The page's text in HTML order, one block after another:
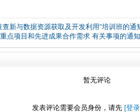
查新与数据资源获取及开发利用”培训班的通
点项目和先进成果合作需求 有关事项的通知
暂无评论
发表评论需要会员身份，请先 [登